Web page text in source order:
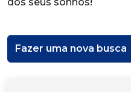
Fazer uma nova busca